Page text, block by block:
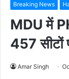
Breaking News
MDU में
457
Amar Singh